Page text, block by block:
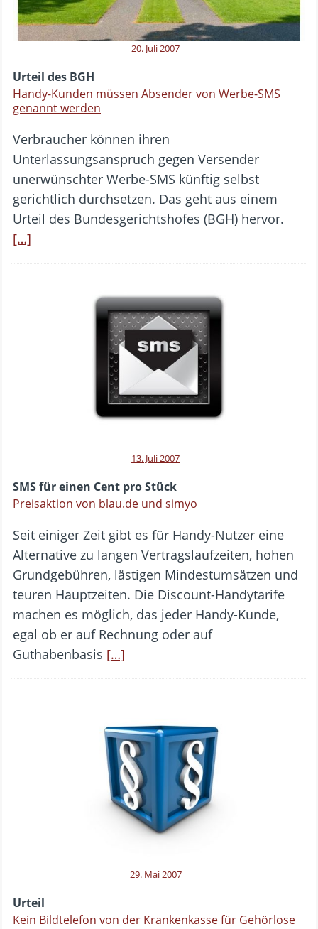
20. Juli 2007
Urteil des BGH
Handy-Kunden müssen Absender von Werbe-SMS
genannt werden
Verbraucher können ihren
Unterlassungsanspruch gegen Versender
unerwünschter Werbe-SMS künftig selbst
gerichtlich durchsetzen. Das geht aus einem
Urteil des Bundesgerichtshofes (BGH) hervor.
[…]
13. Juli 2007
SMS für einen Cent pro Stück
Preisaktion von blau.de und simyo
Seit einiger Zeit gibt es für Handy-Nutzer eine
Alternative zu langen Vertragslaufzeiten, hohen
Grundgebühren, lästigen Mindestumsätzen und
teuren Hauptzeiten. Die Discount-Handytarife
machen es möglich, das jeder Handy-Kunde,
egal ob er auf Rechnung oder auf
Guthabenbasis […]
29. Mai 2007
Urteil
Kein Bildtelefon von der Krankenkasse für Gehörlose